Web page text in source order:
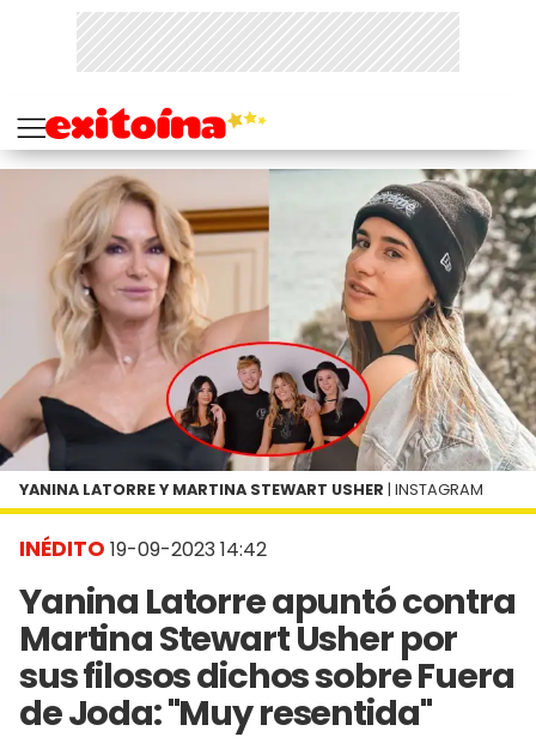
INÉDITO 19-09-2023 14:42
Yanina Latorre apuntó contra
Martina Stewart Usher por
sus filosos dichos sobre Fuera
de Joda: "Muy resentida"
YANINA LATORRE Y MARTINA STEWART USHER | INSTAGRAM